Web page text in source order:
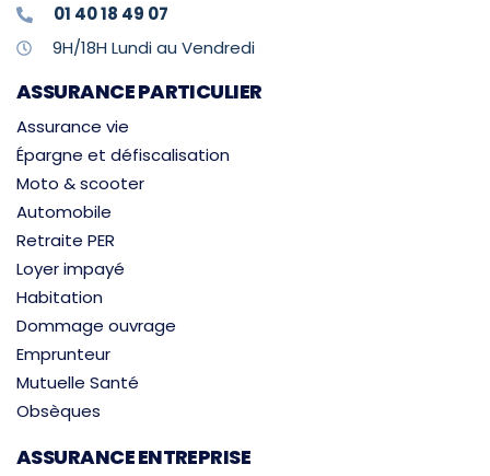
01 40 18 49 07
9H/18H Lundi au Vendredi
ASSURANCE PARTICULIER
Assurance vie
Épargne et défiscalisation
Moto & scooter
Automobile
Retraite PER
Loyer impayé
Habitation
Dommage ouvrage
Emprunteur
Mutuelle Santé
Obsèques
ASSURANCE ENTREPRISE